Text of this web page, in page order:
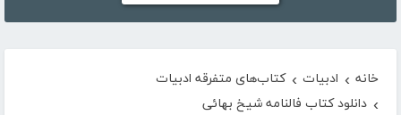
خانه › ادبیات › کتاب‌های متفرقه ادبیات
› دانلود کتاب فالنامه شیخ بهائی